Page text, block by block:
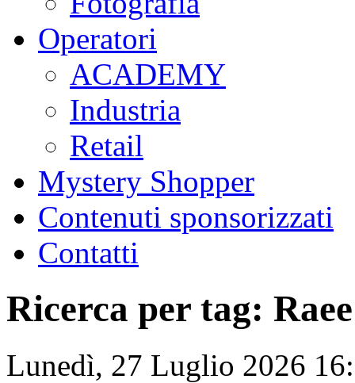
Operatori
ACADEMY
Industria
Retail
Mystery Shopper
Contenuti sponsorizzati
Contatti
Ricerca per tag: Raee
Lunedì, 27 Luglio 2026